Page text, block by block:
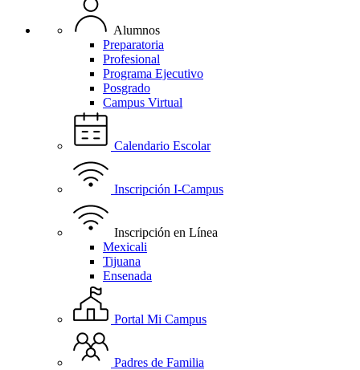
Alumnos
Preparatoria
Profesional
Programa Ejecutivo
Posgrado
Campus Virtual
Calendario Escolar
Inscripción I-Campus
Inscripción en Línea
Mexicali
Tijuana
Ensenada
Portal Mi Campus
Padres de Familia